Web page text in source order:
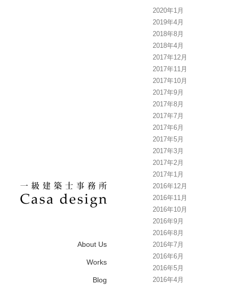
About Us
Works
Blog
2020年1月
2019年4月
2018年8月
2018年4月
2017年12月
2017年11月
2017年10月
2017年9月
2017年8月
2017年7月
2017年6月
2017年5月
2017年3月
2017年2月
2017年1月
2016年12月
2016年11月
2016年10月
2016年9月
2016年8月
2016年7月
2016年6月
2016年5月
2016年4月